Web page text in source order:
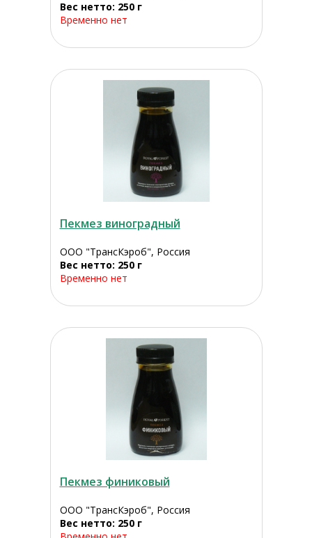
Вес нетто: 250 г
Временно нет
Пекмез виноградный
ООО "ТрансКэроб", Россия
Вес нетто: 250 г
Временно нет
Пекмез финиковый
ООО "ТрансКэроб", Россия
Вес нетто: 250 г